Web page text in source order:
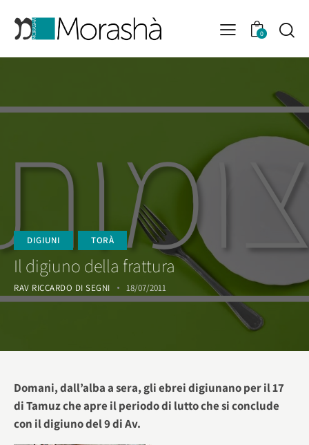
0
DIGIUNI TORÀ
Il digiuno della frattura
RAV RICCARDO DI SEGNI 18/07/2011
Domani, dall’alba a sera, gli ebrei digiunano per il 17
di Tamuz che apre il periodo di lutto che si conclude
con il digiuno del 9 di Av.